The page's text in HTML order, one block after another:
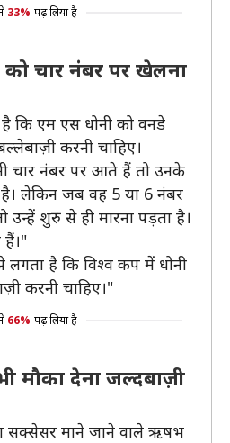
33% पढ़ लिया है
चार नंबर पर खेलना
कि एम एस धोनी को वनडे
करनी चाहिए।
चार नंबर पर आते हैं तो उनके
है। लेकिन जब वह 5 या 6 नंबर
शुरु से ही मारना पड़ता है।
है कि विश्व कप में धोनी
करनी चाहिए।"
66% पढ़ लिया है
देना जल्दबाज़ी
सक्सेसर माने जाने वाले ऋषभ